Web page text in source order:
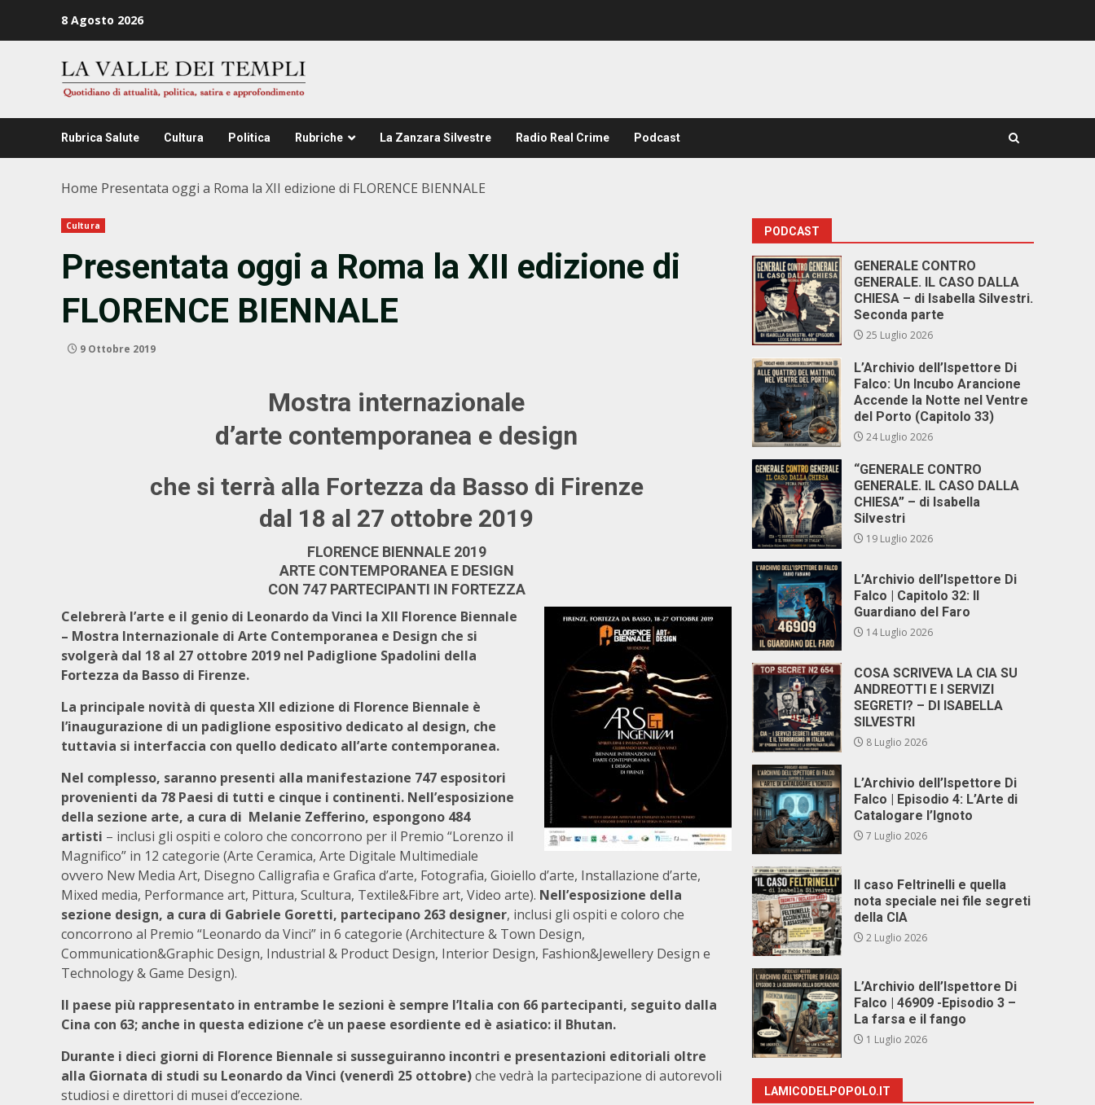
8 Agosto 2026
Rubrica Salute Cultura Politica Rubriche La Zanzara Silvestre Radio Real Crime Podcast
Home Presentata oggi a Roma la XII edizione di FLORENCE BIENNALE
Cultura
Presentata oggi a Roma la XII edizione di
FLORENCE BIENNALE
9 Ottobre 2019
Mostra internazionale
d’arte contemporanea e design
che si terrà alla Fortezza da Basso di Firenze
dal 18 al 27 ottobre 2019
FLORENCE BIENNALE 2019
ARTE CONTEMPORANEA E DESIGN
CON 747 PARTECIPANTI IN FORTEZZA
Celebrerà l’arte e il genio di Leonardo da Vinci la XII Florence Biennale
– Mostra Internazionale di Arte Contemporanea e Design che si
svolgerà dal 18 al 27 ottobre 2019 nel Padiglione Spadolini della
Fortezza da Basso di Firenze.
La principale novità di questa XII edizione di Florence Biennale è
l’inaugurazione di un padiglione espositivo dedicato al design, che
tuttavia si interfaccia con quello dedicato all’arte contemporanea.
Nel complesso, saranno presenti alla manifestazione 747 espositori
provenienti da 78 Paesi di tutti e cinque i continenti. Nell’esposizione
della sezione arte, a cura di Melanie Zefferino, espongono 484
artisti – inclusi gli ospiti e coloro che concorrono per il Premio “Lorenzo il
Magnifico” in 12 categorie (Arte Ceramica, Arte Digitale Multimediale
ovvero New Media Art, Disegno Calligrafia e Grafica d’arte, Fotografia, Gioiello d’arte, Installazione d’arte,
Mixed media, Performance art, Pittura, Scultura, Textile&Fibre art, Video arte). Nell’esposizione della
sezione design, a cura di Gabriele Goretti, partecipano 263 designer, inclusi gli ospiti e coloro che
concorrono al Premio “Leonardo da Vinci” in 6 categorie (Architecture & Town Design,
Communication&Graphic Design, Industrial & Product Design, Interior Design, Fashion&Jewellery Design e
Technology & Game Design).
Il paese più rappresentato in entrambe le sezioni è sempre l’Italia con 66 partecipanti, seguito dalla
Cina con 63; anche in questa edizione c’è un paese esordiente ed è asiatico: il Bhutan.
Durante i dieci giorni di Florence Biennale si susseguiranno incontri e presentazioni editoriali oltre
alla Giornata di studi su Leonardo da Vinci (venerdì 25 ottobre)che vedrà la partecipazione di autorevoli
studiosi e direttori di musei d’eccezione.
PODCAST
GENERALE CONTRO
GENERALE. IL CASO DALLA
CHIESA – di Isabella Silvestri.
Seconda parte
25 Luglio 2026
L’Archivio dell’Ispettore Di
Falco: Un Incubo Arancione
Accende la Notte nel Ventre
del Porto (Capitolo 33)
24 Luglio 2026
“GENERALE CONTRO
GENERALE. IL CASO DALLA
CHIESA” – di Isabella
Silvestri
19 Luglio 2026
L’Archivio dell’Ispettore Di
Falco | Capitolo 32: Il
Guardiano del Faro
14 Luglio 2026
COSA SCRIVEVA LA CIA SU
ANDREOTTI E I SERVIZI
SEGRETI? – DI ISABELLA
SILVESTRI
8 Luglio 2026
L’Archivio dell’Ispettore Di
Falco | Episodio 4: L’Arte di
Catalogare l’Ignoto
7 Luglio 2026
Il caso Feltrinelli e quella
nota speciale nei file segreti
della CIA
2 Luglio 2026
L’Archivio dell’Ispettore Di
Falco | 46909 -Episodio 3 –
La farsa e il fango
1 Luglio 2026
LAMICODELPOPOLO.IT